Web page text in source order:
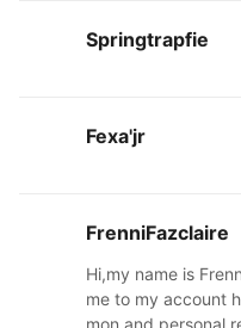
Springtrapfie
Fexa'jr
FrenniFazclaire
Hi,my name is
me to my account
mon and personal